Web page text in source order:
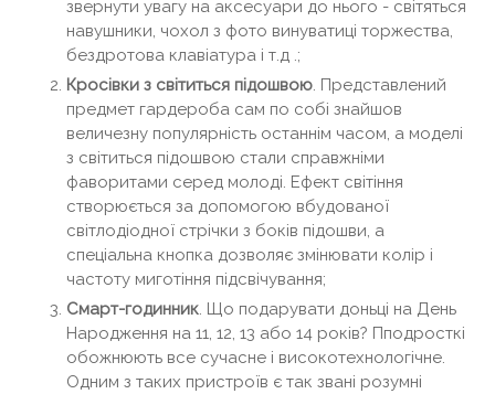
звернути увагу на аксесуари до нього - світяться
навушники, чохол з фото винуватиці торжества,
бездротова клавіатура і т.д .;
Кросівки з світиться підошвою . Представлений
предмет гардероба сам по собі знайшов
величезну популярність останнім часом, а моделі
з світиться підошвою стали справжніми
фаворитами серед молоді. Ефект світіння
створюється за допомогою вбудованої
світлодіодної стрічки з боків підошви, а
спеціальна кнопка дозволяє змінювати колір і
частоту миготіння підсвічування;
Смарт-годинник . Що подарувати доньці на День
Народження на 11, 12, 13 або 14 років? Пподросткі
обожнюють все сучасне і високотехнологічне.
Одним з таких пристроїв є так звані розумні